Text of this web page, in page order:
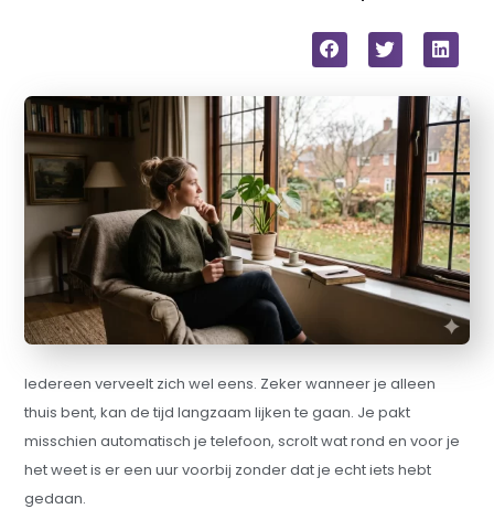
Iedereen verveelt zich wel eens. Zeker wanneer je alleen
thuis bent, kan de tijd langzaam lijken te gaan. Je pakt
misschien automatisch je telefoon, scrolt wat rond en voor je
het weet is er een uur voorbij zonder dat je echt iets hebt
gedaan.